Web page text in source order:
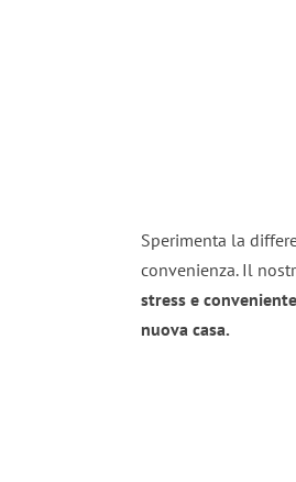
Sperimenta la
convenienza. Il
stress e
nuova casa.